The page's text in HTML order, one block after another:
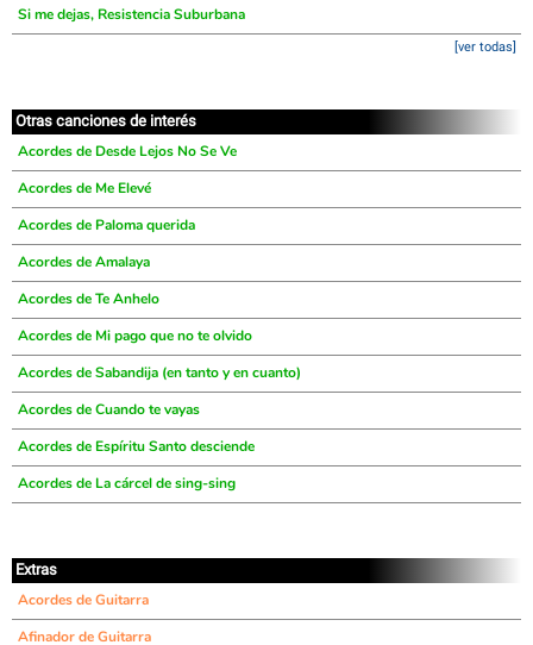
Si me dejas, Resistencia Suburbana
[ver todas]
Otras canciones de interés
Acordes de Desde Lejos No Se Ve
Acordes de Me Elevé
Acordes de Paloma querida
Acordes de Amalaya
Acordes de Te Anhelo
Acordes de Mi pago que no te olvido
Acordes de Sabandija (en tanto y en cuanto)
Acordes de Cuando te vayas
Acordes de Espíritu Santo desciende
Acordes de La cárcel de sing-sing
Extras
Acordes de Guitarra
Afinador de Guitarra